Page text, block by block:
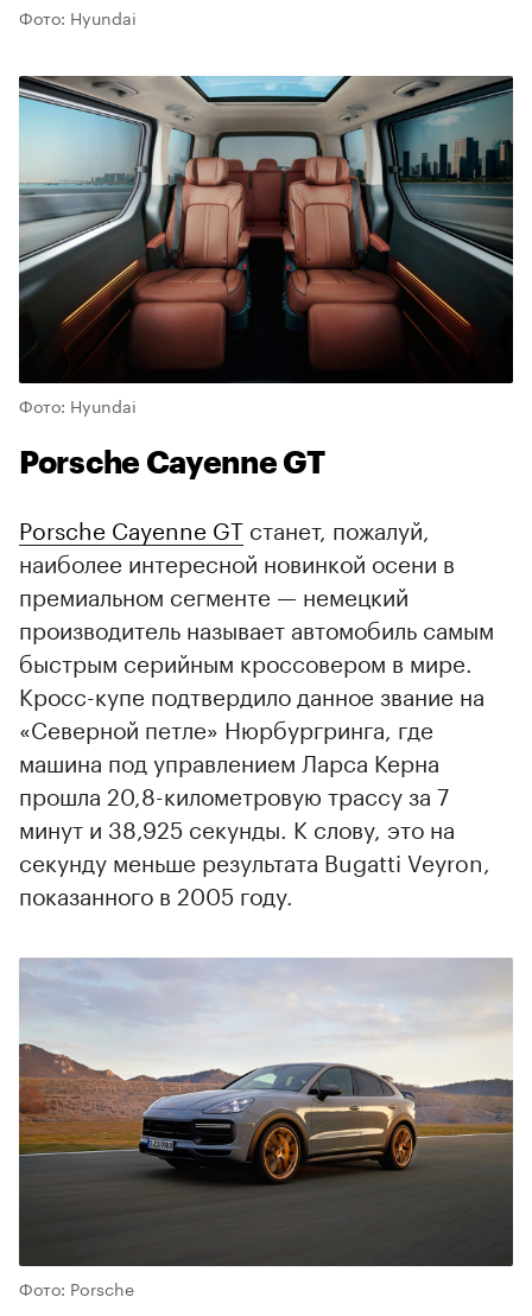
Фото: Hyundai
Фото: Hyundai
Porsche Cayenne GT
Porsche Cayenne GT станет, пожалуй,
наиболее интересной новинкой осени в
премиальном сегменте — немецкий
производитель называет автомобиль самым
быстрым серийным кроссовером в мире.
Кросс-купе подтвердило данное звание на
«Северной петле» Нюрбургринга, где
машина под управлением Ларса Керна
прошла 20,8-километровую трассу за 7
минут и 38,925 секунды. К слову, это на
секунду меньше результата Bugatti Veyron,
показанного в 2005 году.
Фото: Porsche